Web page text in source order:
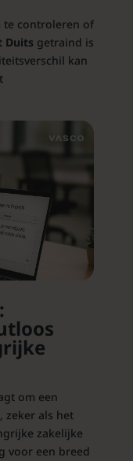
te controleren of
Duits getraind is
kan
om een
zeker als het
zakelijke
voor een breed